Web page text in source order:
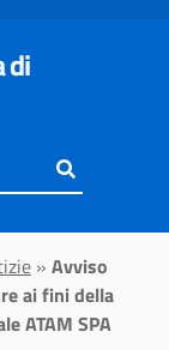
di
» Avviso
ai fini della
ATAM SPA